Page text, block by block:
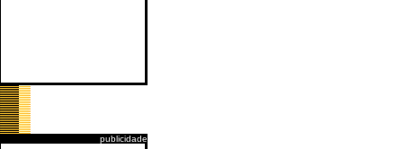
publicidade